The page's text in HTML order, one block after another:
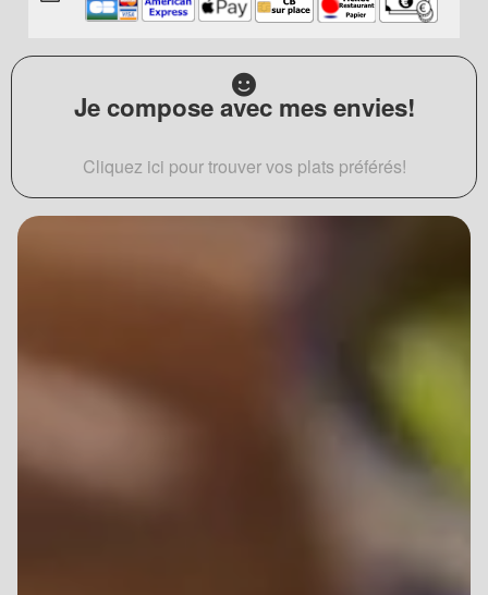
Je compose avec mes envies!
Cliquez ici pour trouver vos plats préférés!